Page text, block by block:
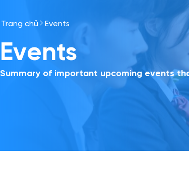
Trang chủ Events
Events
Summary of important upcoming events